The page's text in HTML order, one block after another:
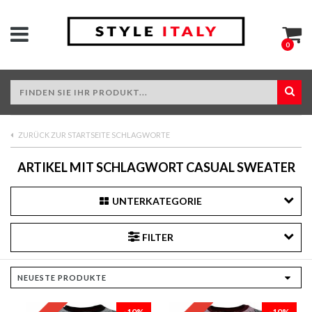
0
ZURÜCK ZUR STARTSEITE SCHLAGWORTE
ARTIKEL MIT SCHLAGWORT CASUAL SWEATER
UNTERKATEGORIE
FILTER